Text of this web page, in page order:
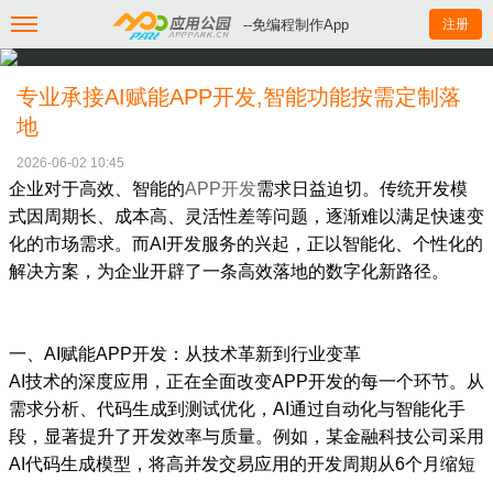
--免编程制作App 注册
专业承接AI赋能APP开发,智能功能按需定制落
地
2026-06-02 10:45
企业对于高效、智能的APP开发需求日益迫切。传统开发模
式因周期长、成本高、灵活性差等问题，逐渐难以满足快速变
化的市场需求。而AI开发服务的兴起，正以智能化、个性化的
解决方案，为企业开辟了一条高效落地的数字化新路径。
一、AI赋能APP开发：从技术革新到行业变革
AI技术的深度应用，正在全面改变APP开发的每一个环节。从
需求分析、代码生成到测试优化，AI通过自动化与智能化手
段，显著提升了开发效率与质量。例如，某金融科技公司采用
AI代码生成模型，将高并发交易应用的开发周期从6个月缩短